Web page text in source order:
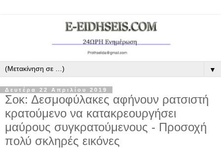
▼
Δευτέρα 22 Απριλίου 2019
Σοκ: Δεσμοφύλακες αφήνουν ρατσιστή
κρατούμενο να κατακρεουργήσει
μαύρους συγκρατούμενους - Προσοχή
πολύ σκληρές εικόνες